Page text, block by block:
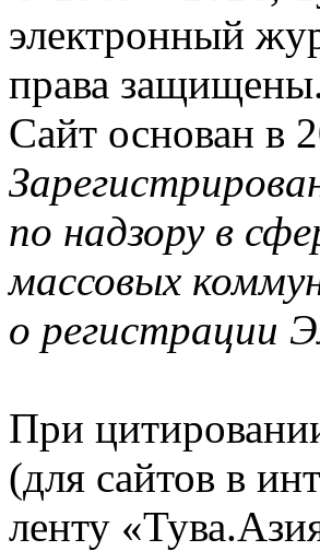
электронный
права
Сайт основан в
по надзору в
массовых
о регистрации
При
(для сайтов в
ленту